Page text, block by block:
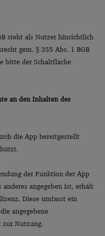
steht als Nutzer hinsichtlich
gem. § 355 Abs. 1 BGB
bitte der Schaltfläche
an den Inhalten des
die App bereitgestellt
der Funktion der App
angegeben ist, erhält
Diese umfasst ein
angegebene
zur Nutzung.